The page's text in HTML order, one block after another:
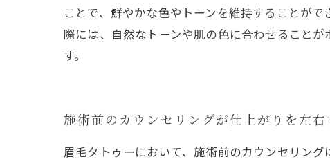
ことで、鮮やかな色やトーンを維持することが
際には、自然なトーンや肌の色に合わせること
す。
施術前のカウンセリングが仕上がりを左右
眉毛タトゥーにおいて、施術前のカウンセリン